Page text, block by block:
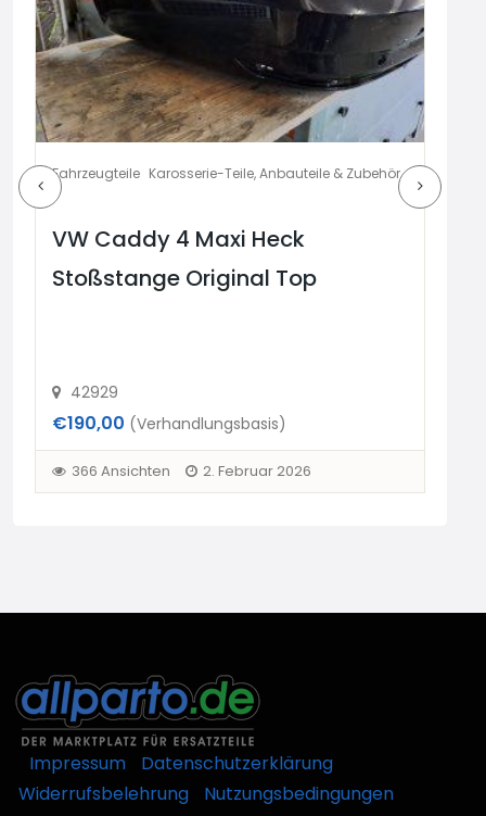
Fahrzeugteile Karosserie-Teile, Anbauteile & Zubehör
VW Caddy 4 Maxi Heck
Stoßstange Original Top
42929
€190,00 (Verhandlungsbasis)
366 Ansichten 2. Februar 2026
Impressum
Datenschutzerklärung
Widerrufsbelehrung
Nutzungsbedingungen